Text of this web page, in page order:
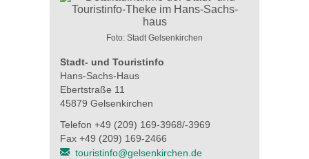
Foto: Stadt Gelsenkirchen
Stadt- und Touristinfo
Hans-Sachs-Haus
Ebertstraße 11
45879 Gelsenkirchen
Telefon +49 (209) 169-3968/-3969
Fax +49 (209) 169-2466
touristinfo@gelsenkirchen.de